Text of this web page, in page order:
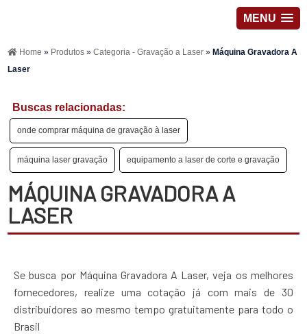
MENU
Home » Produtos»Categoria - Gravação a Laser» Máquina Gravadora A
Laser
Buscas relacionadas:
onde comprar máquina de gravação à laser
máquina laser gravação equipamento a laser de corte e gravação
MÁQUINA GRAVADORA A
LASER
Se busca por Máquina Gravadora A Laser, veja os melhores
fornecedores, realize uma cotação já com mais de 30
distribuidores ao mesmo tempo gratuitamente para todo o
Brasil